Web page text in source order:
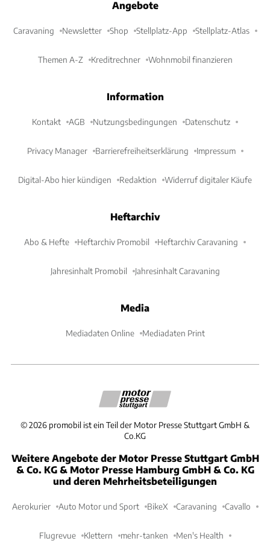
Angebote
Caravaning Newsletter Shop Stellplatz-App Stellplatz-Atlas
Themen A-Z Kreditrechner Wohnmobil finanzieren
Information
Kontakt AGB Nutzungsbedingungen Datenschutz
Privacy Manager Barrierefreiheitserklärung Impressum
Digital-Abo hier kündigen Redaktion Widerruf digitaler Käufe
Heftarchiv
Abo & Hefte Heftarchiv Promobil Heftarchiv Caravaning
Jahresinhalt Promobil Jahresinhalt Caravaning
Media
Mediadaten Online Mediadaten Print
©2026 promobil ist ein Teil der Motor Presse Stuttgart GmbH &
Co.KG
Weitere Angebote der Motor Presse Stuttgart GmbH
& Co. KG & Motor Presse Hamburg GmbH & Co. KG
und deren Mehrheitsbeteiligungen
Aerokurier Auto Motor und Sport BikeX Caravaning Cavallo
Flugrevue Klettern mehr-tanken Men's Health